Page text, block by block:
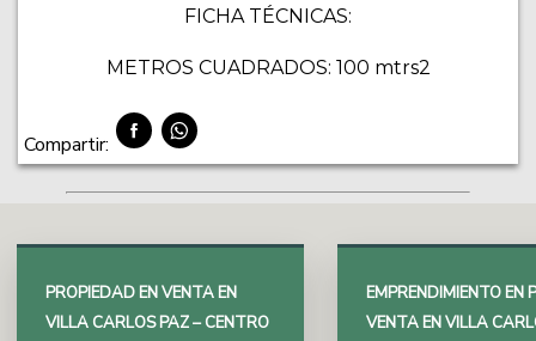
FICHA TÉCNICAS:
METROS CUADRADOS: 100 mtrs2
Compartir:
PROPIEDAD EN VENTA EN
VILLA CARLOS PAZ – CENTRO
EMPRENDIMIENTO EN
VENTA EN VILLA